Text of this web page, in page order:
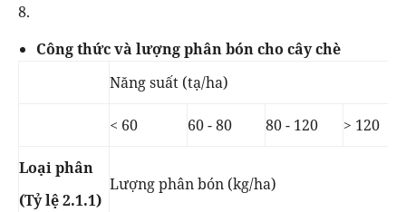
8.
Công thức và lượng phân bón cho cây chè
Năng suất (tạ/ha)
< 60 60 - 80 80 - 120 > 120
Loại phân
(Tỷ lệ 2.1.1)
Lượng phân bón (kg/ha)